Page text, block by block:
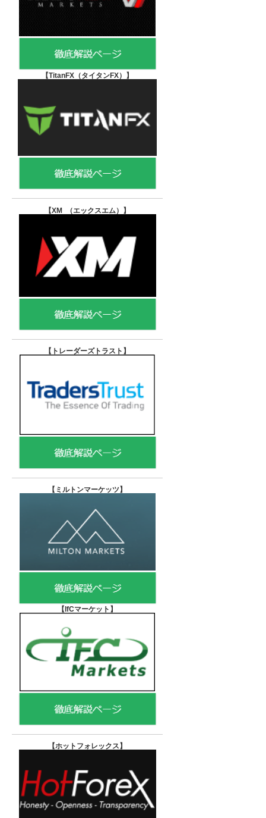
【TitanFX（タイタンFX） 】
【XM （エックスエム） 】
【トレーダーズトラスト 】
【 ミルトンマーケッツ】
【IfCマーケット 】
【ホットフォレックス】